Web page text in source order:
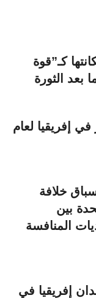
كـ”قوة
الثورة
في إفريقيا لعام
خلافة
بين
المنافسة
إفريقيا في